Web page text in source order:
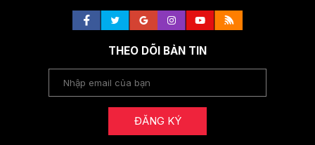
THEO DÕI BẢN TIN
ĐĂNG KÝ